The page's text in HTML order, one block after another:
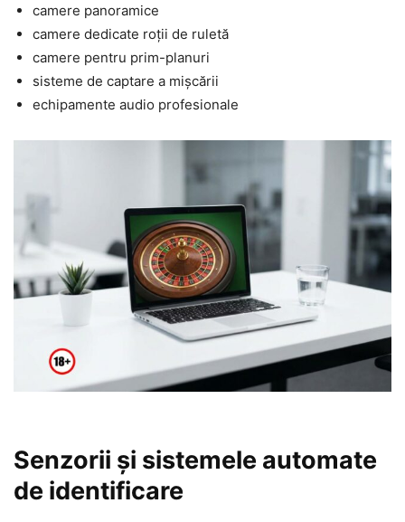
camere panoramice
camere dedicate roții de ruletă
camere pentru prim-planuri
sisteme de captare a mișcării
echipamente audio profesionale
Senzorii și sistemele automate
de identificare